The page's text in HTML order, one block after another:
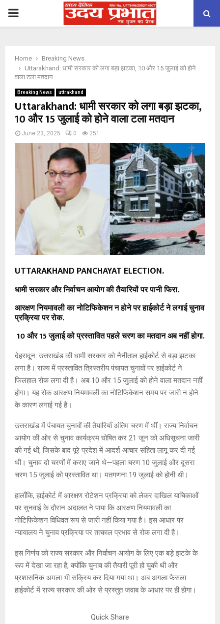
PRIMARY
Home
Breaking News
Uttarakhand: धामी सरकार को लगा बड़ा झटका, 10 और 15 जुलाई को होने
वाला टला मतदान
Breaking News uttrakhand
Uttarakhand: धामी सरकार को लगा बड़ा झटका,
10 और 15 जुलाई को होने वाला टला मतदान
June 23, 2025 0 251
UTTARAKHAND PANCHAYAT ELECTION.
धामी सरकार और निर्वाचन आयोग की तैयारियों पर पानी फिरा.
आरक्षण नियमावली का नोटिफिकेशन न होने पर हाईकोर्ट ने लगाई चुनाव
प्रक्रिया पर रोक.
10 और 15 जुलाई को प्रस्तावित पहले चरण का मतदान अब नहीं होगा.
देहरादून: उत्तराखंड की धामी सरकार को नैनीताल हाईकोर्ट से बड़ा झटका
लगा है। राज्य में प्रस्तावित त्रिस्तरीय पंचायत चुनावों पर हाईकोर्ट ने
फिलहाल रोक लगा दी है। अब 10 और 15 जुलाई को होने वाला मतदान नहीं
होगा। यह रोक आरक्षण नियमावली का नोटिफिकेशन समय पर जारी न होने
के कारण लगाई गई है।
उत्तराखंड में पंचायत चुनावों की तैयारियाँ अंतिम चरण में थीं। राज्य निर्वाचन
आयोग की ओर से चुनाव कार्यक्रम घोषित कर 21 जून को अधिसूचना जारी
की गई थी, जिसके बाद पूरे प्रदेश में आदर्श आचार संहिता लागू कर दी गई
थी। चुनाव दो चरणों में कराए जाने थे—पहला चरण 10 जुलाई और दूसरा
चरण 15 जुलाई को प्रस्तावित था। मतगणना 19 जुलाई को होनी थी।
हालाँकि, हाईकोर्ट में आरक्षण रोटेशन प्रक्रिया को लेकर दाखिल याचिकाओं
पर सुनवाई के दौरान अदालत ने पाया कि आरक्षण नियमावली का
नोटिफिकेशन विधिवत रूप से जारी नहीं किया गया है। इस आधार पर
न्यायालय ने चुनाव प्रक्रिया पर तत्काल प्रभाव से रोक लगा दी है।
इस निर्णय को राज्य सरकार और निर्वाचन आयोग के लिए एक बड़े झटके के
रूप में देखा जा रहा है, क्योंकि चुनाव की तैयारी पूरी हो चुकी थी और
प्रशासनिक अमला भी सक्रिय कर दिया गया था। अब अगला फैसला
हाईकोर्ट में राज्य सरकार की ओर से प्रस्तुत जवाब के आधार पर ही होगा।
Quick Share